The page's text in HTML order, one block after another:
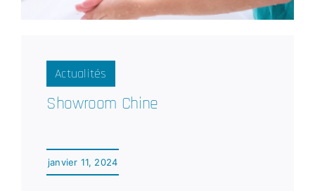
Actualités
Showroom Chine
janvier 11, 2024